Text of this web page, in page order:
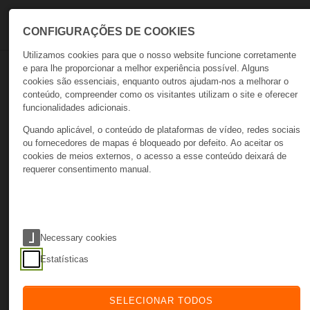
Optimizar
A Optimização é a base do crescimento.
Através de sistemas inteligentes e estratégias orientadas pelos
dados, criamos estruturas que permitem à sua empresa operar
de forma mais rápida, mais eficiente e mais inteligente.
Vamos falar sobre crescimento
CONFIGURAÇÕES DE COOKIES
Utilizamos cookies para que o nosso website funcione corretamente
e para lhe proporcionar a melhor experiência possível. Alguns
cookies são essenciais, enquanto outros ajudam-nos a melhorar o
conteúdo, compreender como os visitantes utilizam o site e oferecer
funcionalidades adicionais.
Quando aplicável, o conteúdo de plataformas de vídeo, redes sociais
ou fornecedores de mapas é bloqueado por defeito. Ao aceitar os
cookies de meios externos, o acesso a esse conteúdo deixará de
requerer consentimento manual.
Necessary cookies
Estatísticas
SELECIONAR TODOS